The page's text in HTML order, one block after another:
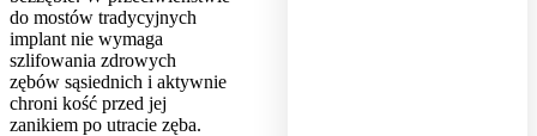
do mostów tradycyjnych
implant nie wymaga
szlifowania zdrowych
zębów sąsiednich i aktywnie
chroni kość przed jej
zanikiem po utracie zęba.